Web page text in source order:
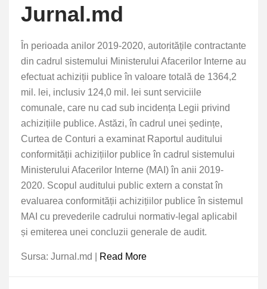
Jurnal.md
În perioada anilor 2019-2020, autoritățile contractante
din cadrul sistemului Ministerului Afacerilor Interne au
efectuat achiziții publice în valoare totală de 1364,2
mil. lei, inclusiv 124,0 mil. lei sunt serviciile
comunale, care nu cad sub incidența Legii privind
achizițiile publice. Astăzi, în cadrul unei ședințe,
Curtea de Conturi a examinat Raportul auditului
conformității achizițiilor publice în cadrul sistemului
Ministerului Afacerilor Interne (MAI) în anii 2019-
2020. Scopul auditului public extern a constat în
evaluarea conformității achizițiilor publice în sistemul
MAI cu prevederile cadrului normativ-legal aplicabil
și emiterea unei concluzii generale de audit.
Sursa: Jurnal.md | Read More